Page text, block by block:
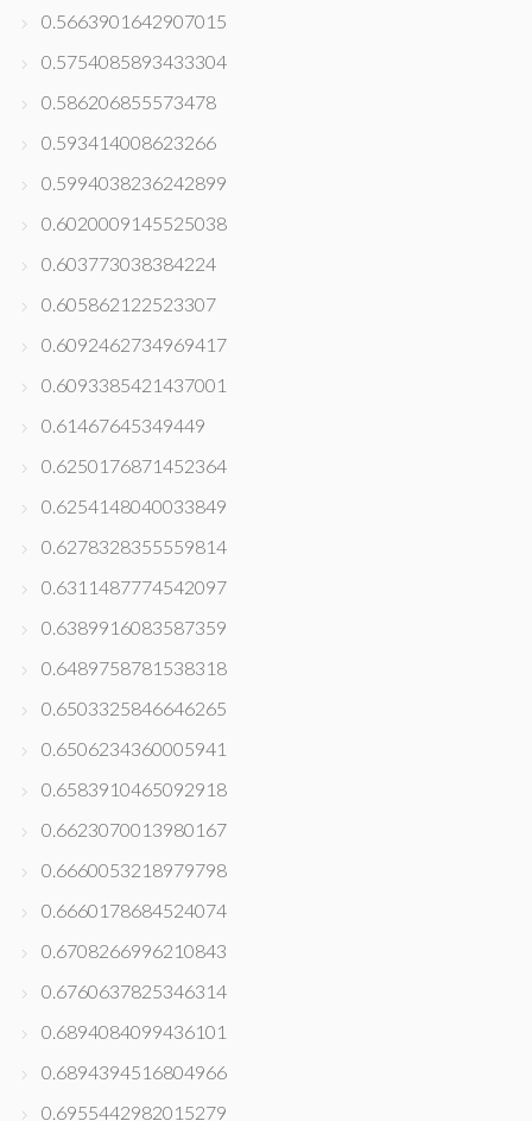
0.5663901642907015
0.5754085893433304
0.586206855573478
0.593414008623266
0.5994038236242899
0.6020009145525038
0.603773038384224
0.605862122523307
0.6092462734969417
0.6093385421437001
0.61467645349449
0.6250176871452364
0.6254148040033849
0.6278328355559814
0.6311487774542097
0.6389916083587359
0.6489758781538318
0.6503325846646265
0.6506234360005941
0.6583910465092918
0.6623070013980167
0.6660053218979798
0.6660178684524074
0.6708266996210843
0.6760637825346314
0.6894084099436101
0.6894394516804966
0.6955442982015279